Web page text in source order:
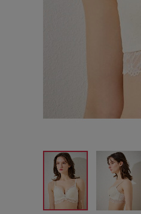
サイズからブラを探す
A65
D65 D70
E65